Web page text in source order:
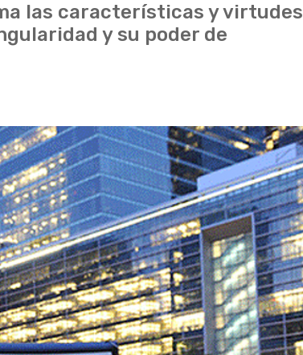
las características y virtudes
y su poder de